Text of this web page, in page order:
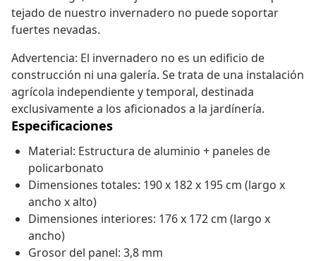
tejado de nuestro invernadero no puede soportar
fuertes nevadas.
Advertencia: El invernadero no es un edificio de
construcción ni una galería. Se trata de una instalación
agrícola independiente y temporal, destinada
exclusivamente a los aficionados a la jardínería.
Especificaciones
Material: Estructura de aluminio + paneles de
policarbonato
Dimensiones totales: 190 x 182 x 195 cm (largo x
ancho x alto)
Dimensiones interiores: 176 x 172 cm (largo x
ancho)
Grosor del panel: 3,8 mm